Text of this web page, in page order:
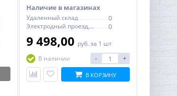
Наличие в магазинах
Удаленный склад 0
Электродный проезд, 6с1 0
9 498,00 руб. за 1 шт
В наличии
- +
В КОРЗИНУ